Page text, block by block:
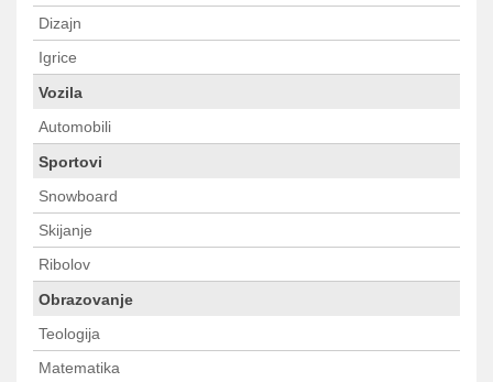
Dizajn
Igrice
Vozila
Automobili
Sportovi
Snowboard
Skijanje
Ribolov
Obrazovanje
Teologija
Matematika